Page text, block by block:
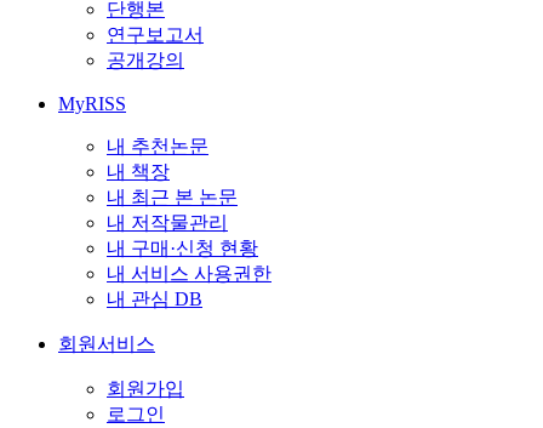
단행본
연구보고서
공개강의
MyRISS
내 추천논문
내 책장
내 최근 본 논문
내 저작물관리
내 구매·신청 현황
내 서비스 사용권한
내 관심 DB
회원서비스
회원가입
로그인